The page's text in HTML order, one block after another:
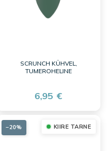
SCRUNCH KÜHVEL,
TUMEROHELINE
6,95 €
KIIRE TARNE
−20%